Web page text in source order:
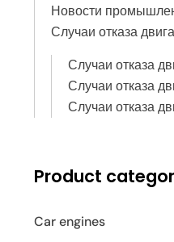
Новости
Случаи отказа
Случаи отказа
Случаи отказа
Случаи отказа
Product
Car engines